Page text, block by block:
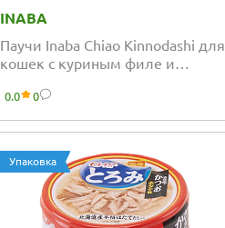
INABA
Паучи Inaba Chiao Kinnodashi для
кошек с куриным филе и
0.0 0
Упаковка